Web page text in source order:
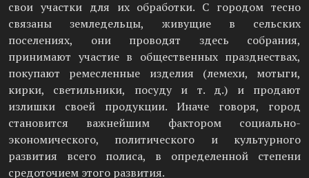
свои участки для их обработки. С городом тесно
связаны земледельцы, живущие в сельских
поселениях, они проводят здесь собрания,
принимают участие в общественных празднествах,
покупают ремесленные изделия (лемехи, мотыги,
кирки, светильники, посуду и т. д.) и продают
излишки своей продукции. Иначе говоря, город
становится важнейшим фактором социально-
экономического, политического и культурного
развития всего полиса, в определенной степени
средоточием этого развития.